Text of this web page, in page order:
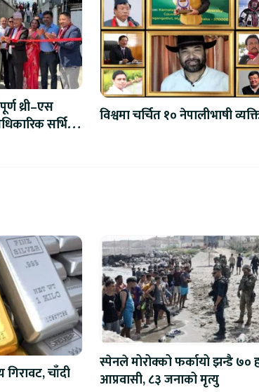
थ्री–एस
सर्भिस
विश्वमा चर्चित १० नेपालीभाषी
चाँदी
स्पेनले मोरोक्को फर्कायो झन्डै ७०
आप्रवासी, ८३ जनाको मृत्यु